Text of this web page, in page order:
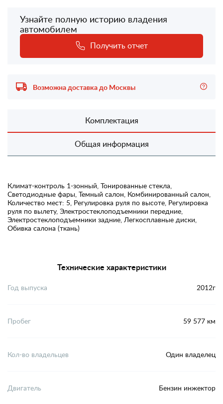
Узнайте полную историю владения
автомобилем
Получить отчет
Возможна доставка до Москвы
Комплектация
Общая информация
Климат-контроль 1-зонный, Тонированные стекла,
Светодиодные фары, Темный салон, Комбинированный салон,
Количество мест: 5, Регулировка руля по высоте, Регулировка
руля по вылету, Электростеклоподъемники передние,
Электростеклоподъемники задние, Легкосплавные диски,
Обивка салона (ткань)
Технические характеристики
Год выпуска 2012г
Пробег 59 577 км
Кол-во владельцев Один владелец
Двигатель Бензин инжектор